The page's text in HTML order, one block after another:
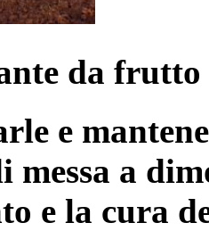
da frutto
e
messa a
e la cura